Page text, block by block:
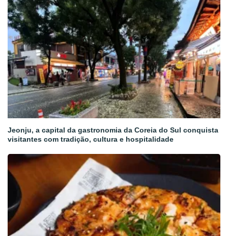
Jeonju, a capital da gastronomia da Coreia do Sul conquista
visitantes com tradição, cultura e hospitalidade